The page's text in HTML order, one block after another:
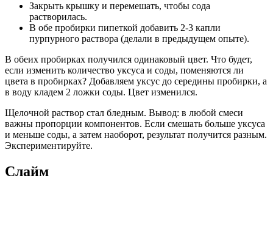
Закрыть крышку и перемешать, чтобы сода
растворилась.
В обе пробирки пипеткой добавить 2-3 капли
пурпурного раствора (делали в предыдущем опыте).
В обеих пробирках получился одинаковый цвет. Что будет,
если изменить количество уксуса и соды, поменяются ли
цвета в пробирках? Добавляем уксус до середины пробирки, а
в воду кладем 2 ложки соды. Цвет изменился.
Щелочной раствор стал бледным. Вывод: в любой смеси
важны пропорции компонентов. Если смешать больше уксуса
и меньше соды, а затем наоборот, результат получится разным.
Экспериментируйте.
Слайм